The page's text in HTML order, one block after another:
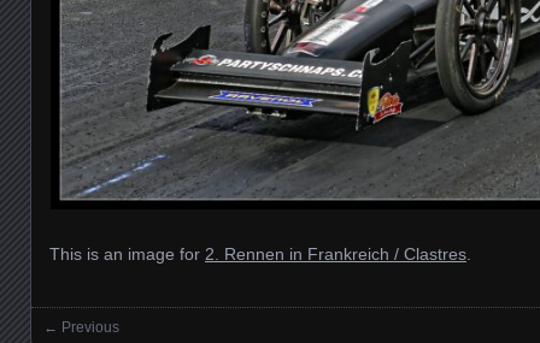
This is an image for 2. Rennen in Frankreich / Clastres
← Previous